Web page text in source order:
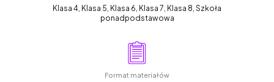
Klasa 4, Klasa 5, Klasa 6, Klasa 7, Klasa 8, Szkoła
ponadpodstawowa
Format materiałów